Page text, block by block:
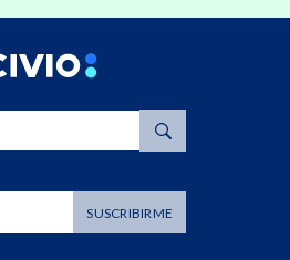
SUSCRIBIRME